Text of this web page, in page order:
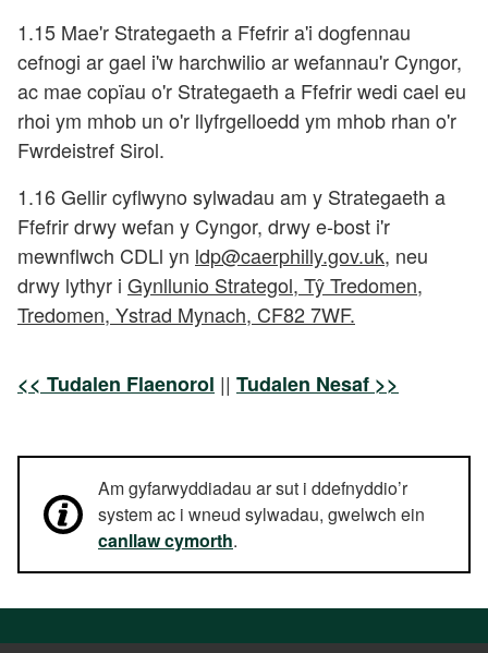
1.15 Mae'r Strategaeth a Ffefrir a'i dogfennau
cefnogi ar gael i'w harchwilio ar wefannau'r Cyngor,
ac mae copïau o'r Strategaeth a Ffefrir wedi cael eu
rhoi ym mhob un o'r llyfrgelloedd ym mhob rhan o'r
Fwrdeistref Sirol.
1.16 Gellir cyflwyno sylwadau am y Strategaeth a
Ffefrir drwy wefan y Cyngor, drwy e-bost i'r
mewnflwch CDLl yn ldp@caerphilly.gov.uk, neu
drwy lythyr i Gynllunio Strategol, Tŷ Tredomen,
Tredomen, Ystrad Mynach, CF82 7WF.
<< Tudalen Flaenorol || Tudalen Nesaf >>
Am gyfarwyddiadau ar sut i ddefnyddio’r
system ac i wneud sylwadau, gwelwch ein
canllaw cymorth.